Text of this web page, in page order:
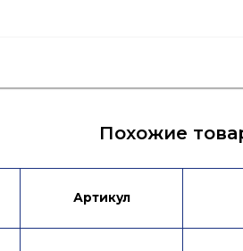
Похожие
Артикул